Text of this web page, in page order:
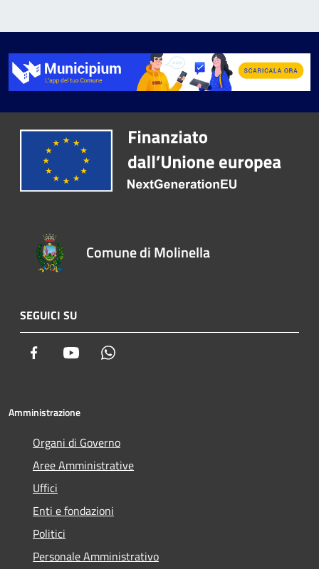
Comune di Molinella
SEGUICI SU
Facebook Youtube
Amministrazione
Organi di Governo
Aree Amministrative
Uffici
Enti e fondazioni
Politici
Personale Amministrativo